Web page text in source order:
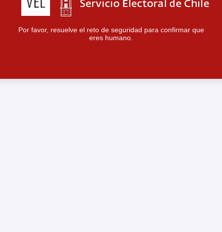
Por favor, resuelve el reto de seguridad para confirmar que
eres humano.